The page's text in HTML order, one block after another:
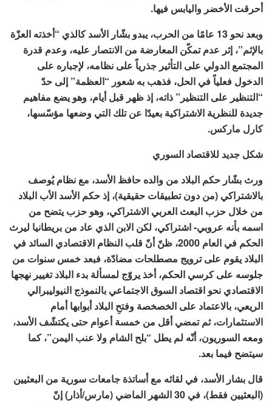
أحرقت الأخضر واليابس فيها.
وبعد نحو 13 عامًا من الحرب، يبدو بشّار الأسد كالذي “أخذته العزّة
بالإثم”، إثر عدم تمكّن المعارضة من الانتصار عليه، وعدم قدرة
المجتمع الدولي على التأثير جذرياً على نظامه، لإجباره على
الدخول فعلياً في الحل، فذهب به شعور “العظمة” إلى حدّ
“التنظير على التنظير” ذاته، إذ ظهر قبل أيام، وهو يضع مفاهيم
جديدة للنظرية الاشتراكية بعيدًا عن تلك التي وضعها مؤسّسها،
كارل ماركس.
شكل جديد للاقتصاد السوري
ورث بشّار حكم البلاد من والده حافظ الأسد، مع نظام يُوصف
بالاشتراكي (من دون تطبيقات حقيقية)، إذ حكم الأسد الأب البلاد
من خلال حزب البعث العربي الاشتراكي، وهو حزب يتضح من
اسمه بأنه عروبي- اشتراكي، لكن الابن الذي عاد من بريطانيا ليرث
الحكم في العام 2000، ظنّ أنّ قلب النظام الاقتصادي السائد في
البلاد يقوم على ترويج مصطلحات مضادّة، فبعد خمس سنوات من
جلوسه على كرسي الحكم، أخذ يروّج لمسألة بدء البلاد تغيير نهجها
الاقتصادي نحو اقتصاد السوق الاجتماعي بالنموذج النيوليبرالي
الريعي، بالاعتماد على الخصخصة وفتحِ البلاد أبوابها أمام
الاستثمارات، ثم تمضي أقل من خمسة أعوام حتى يكتشّف الأسد،
ومعه السوريون، أنّه لم يطل “بلح الشام ولا عنب اليمن”، كما
سيتضح فيما بعد.
قال بشار الأسد، في لقائه مع أساتذة جامعات سورية من البعثيين
(البعثيين فقط)، في 30 الشهر الماضي (مارس/أذار) إنّ